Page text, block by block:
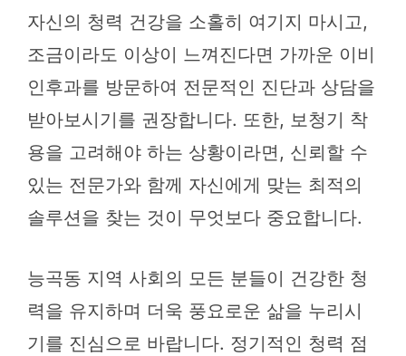
자신의 청력 건강을 소홀히 여기지 마시고,
조금이라도 이상이 느껴진다면 가까운 이비
인후과를 방문하여 전문적인 진단과 상담을
받아보시기를 권장합니다. 또한, 보청기 착
용을 고려해야 하는 상황이라면, 신뢰할 수
있는 전문가와 함께 자신에게 맞는 최적의
솔루션을 찾는 것이 무엇보다 중요합니다.
능곡동 지역 사회의 모든 분들이 건강한 청
력을 유지하며 더욱 풍요로운 삶을 누리시
기를 진심으로 바랍니다. 정기적인 청력 점